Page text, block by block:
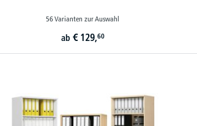
56 Varianten zur Auswahl
ab € 129,60